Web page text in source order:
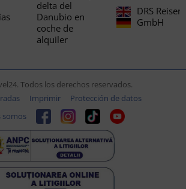
delta del
Danubio en
coche de
alquiler
DRS Reisen
GmbH
Todos los derechos reservados.
Imprimir
Protección de datos
somos